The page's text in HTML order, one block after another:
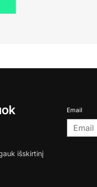
išskirtinį
Email